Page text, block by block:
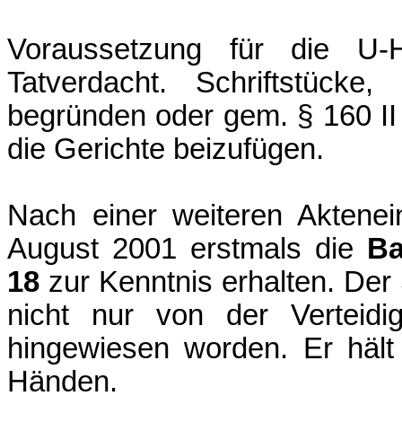
Voraussetzung für die
Tatverdacht.
begründen oder gem. § 160
die Gerichte beizufügen.
Nach einer weiteren
August 2001 erstmals die
18 zur Kenntnis erhalten.
nicht nur von der
hingewiesen worden. Er
Händen.